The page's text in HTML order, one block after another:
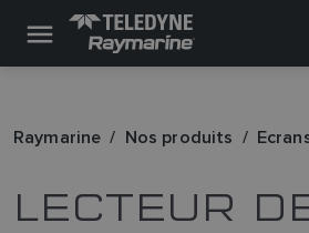
Raymarine Nos produits
LECTEUR